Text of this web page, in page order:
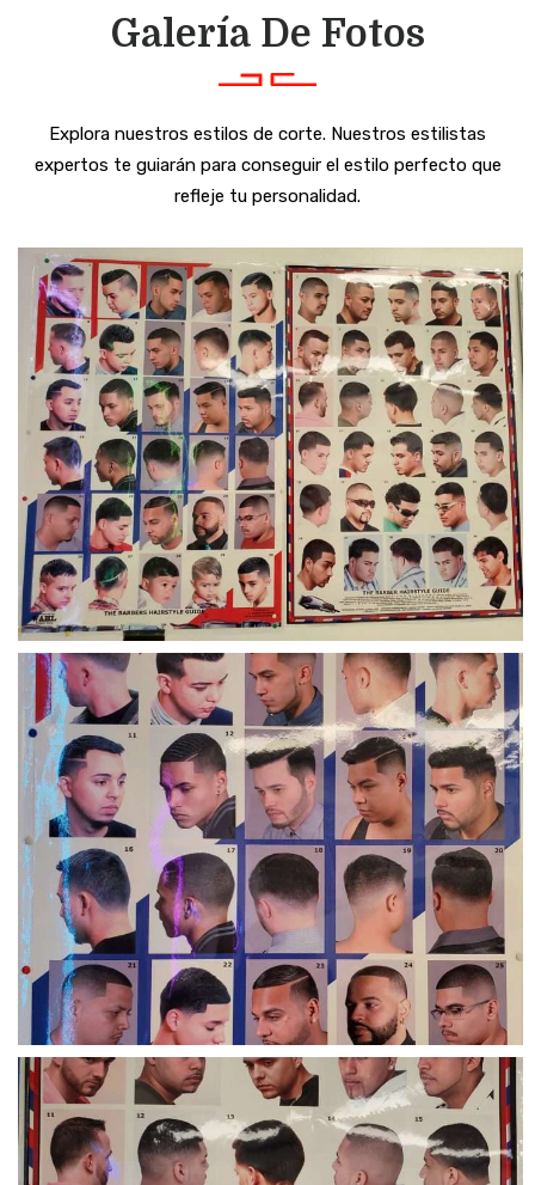
Galería De Fotos
Explora nuestros estilos de corte. Nuestros estilistas
expertos te guiarán para conseguir el estilo perfecto que
refleje tu personalidad.